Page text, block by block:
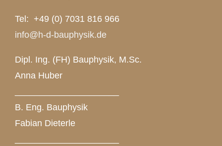
Tel: +49 (0) 7031 816 966
info@h-d-bauphysik.de
Dipl. Ing. (FH) Bauphysik, M.Sc.
Anna Huber
B. Eng. Bauphysik
Fabian Dieterle